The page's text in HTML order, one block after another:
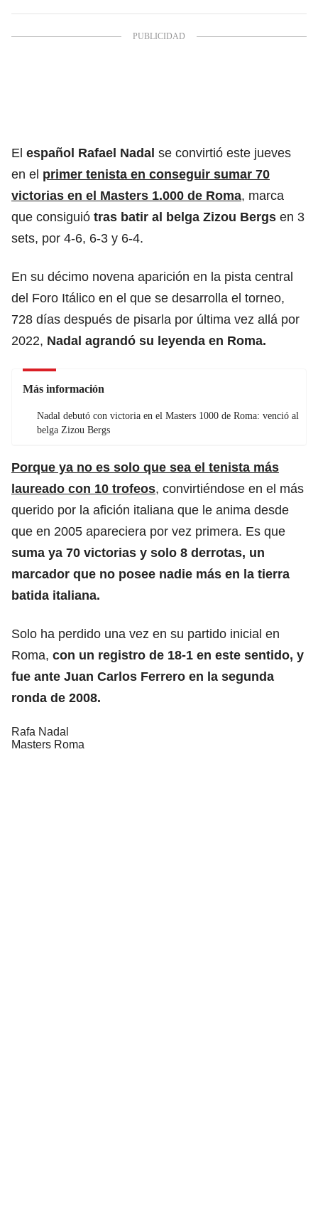
El español Rafael Nadal se convirtió este jueves
en el primer tenista en conseguir sumar 70
victorias en el Masters 1.000 de Roma, marca
que consiguió tras batir al belga Zizou Bergs en 3
sets, por 4-6, 6-3 y 6-4.
En su décimo novena aparición en la pista central
del Foro Itálico en el que se desarrolla el torneo,
728 días después de pisarla por última vez allá por
2022, Nadal agrandó su leyenda en Roma.
Más información
Nadal debutó con victoria en el Masters 1000 de Roma: venció al
belga Zizou Bergs
Porque ya no es solo que sea el tenista más
laureado con 10 trofeos, convirtiéndose en el más
querido por la afición italiana que le anima desde
que en 2005 apareciera por vez primera. Es que
suma ya 70 victorias y solo 8 derrotas, un
marcador que no posee nadie más en la tierra
batida italiana.
Solo ha perdido una vez en su partido inicial en
Roma, con un registro de 18-1 en este sentido, y
fue ante Juan Carlos Ferrero en la segunda
ronda de 2008.
Rafa Nadal
Masters Roma